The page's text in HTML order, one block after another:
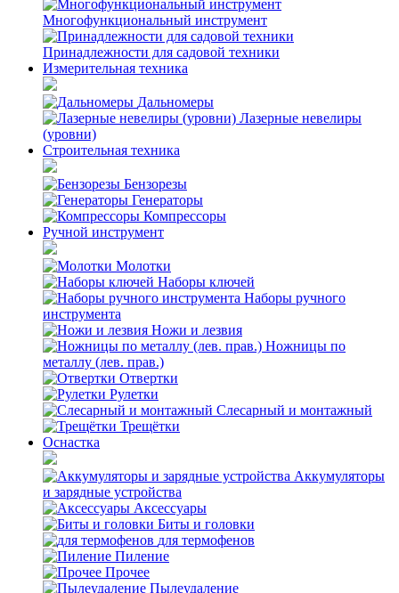
Многофункциональный инструмент
Принадлежности для садовой техники
Измерительная техника
Дальномеры
Лазерные невелиры
(уровни)
Строительная техника
Бензорезы
Генераторы
Компрессоры
Ручной инструмент
Молотки
Наборы ключей
Наборы ручного
инструмента
Ножи и лезвия
Ножницы по
металлу (лев. прав.)
Отвертки
Рулетки
Слесарный и монтажный
Трещётки
Оснастка
Аккумуляторы
и зарядные устройства
Аксессуары
Биты и головки
для термофенов
Пиление
Прочее
Пылеудаление